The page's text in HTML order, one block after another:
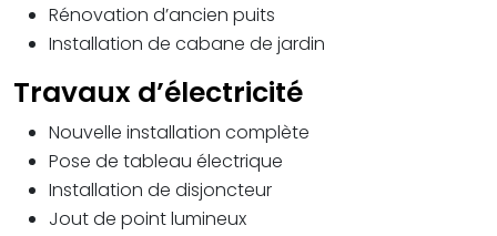
Rénovation d’ancien puits
Installation de cabane de jardin
Travaux d’électricité
Nouvelle installation complète
Pose de tableau électrique
Installation de disjoncteur
Jout de point lumineux